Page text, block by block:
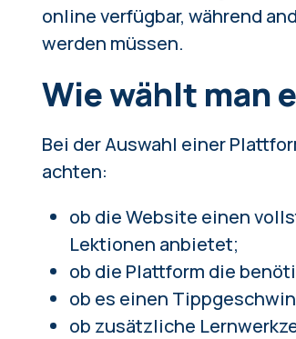
online verfügbar, während
werden müssen.
Wie wählt man
Bei der Auswahl einer
achten:
ob die Website einen
Lektionen anbietet;
ob die Plattform die
ob es einen
ob zusätzliche